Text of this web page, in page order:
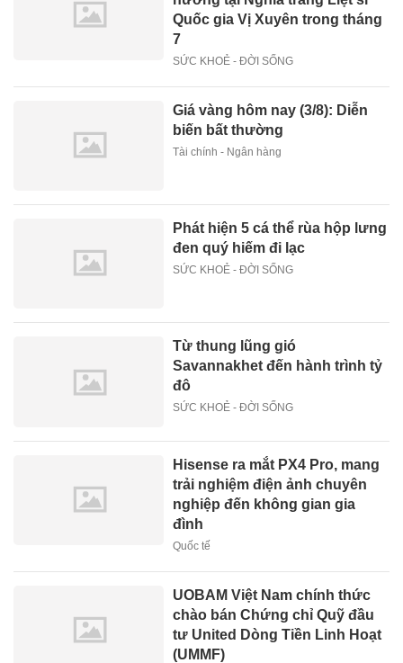
Quốc gia Vị Xuyên trong tháng
7
SỨC KHOẺ - ĐỜI SỐNG
Giá vàng hôm nay (3/8): Diễn
biến bất thường
Tài chính - Ngân hàng
Phát hiện 5 cá thể rùa hộp lưng
đen quý hiếm đi lạc
SỨC KHOẺ - ĐỜI SỐNG
Từ thung lũng gió
Savannakhet đến hành trình tỷ
đô
SỨC KHOẺ - ĐỜI SỐNG
Hisense ra mắt PX4 Pro, mang
trải nghiệm điện ảnh chuyên
nghiệp đến không gian gia
đình
Quốc tế
UOBAM Việt Nam chính thức
chào bán Chứng chỉ Quỹ đầu
tư United Dòng Tiền Linh Hoạt
(UMMF)